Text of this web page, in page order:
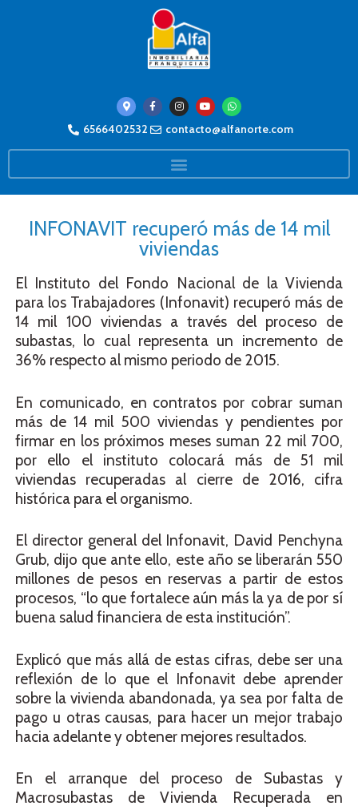
6566402532 contacto@alfanorte.com
INFONAVIT recuperó más de 14 mil
viviendas
El Instituto del Fondo Nacional de la Vivienda
para los Trabajadores (Infonavit) recuperó más de
14 mil 100 viviendas a través del proceso de
subastas, lo cual representa un incremento de
36% respecto al mismo periodo de 2015.
En comunicado, en contratos por cobrar suman
más de 14 mil 500 viviendas y pendientes por
firmar en los próximos meses suman 22 mil 700,
por ello el instituto colocará más de 51 mil
viviendas recuperadas al cierre de 2016, cifra
histórica para el organismo.
El director general del Infonavit, David Penchyna
Grub, dijo que ante ello, este año se liberarán 550
millones de pesos en reservas a partir de estos
procesos, “lo que fortalece aún más la ya de por sí
buena salud financiera de esta institución”.
Explicó que más allá de estas cifras, debe ser una
reflexión de lo que el Infonavit debe aprender
sobre la vivienda abandonada, ya sea por falta de
pago u otras causas, para hacer un mejor trabajo
hacia adelante y obtener mejores resultados.
En el arranque del proceso de Subastas y
Macrosubastas de Vivienda Recuperada en